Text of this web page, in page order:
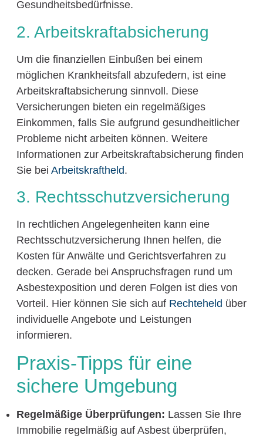
Gesundheitsbedürfnisse.
2. Arbeitskraftabsicherung
Um die finanziellen Einbußen bei einem
möglichen Krankheitsfall abzufedern, ist eine
Arbeitskraftabsicherung sinnvoll. Diese
Versicherungen bieten ein regelmäßiges
Einkommen, falls Sie aufgrund gesundheitlicher
Probleme nicht arbeiten können. Weitere
Informationen zur Arbeitskraftabsicherung finden
Sie bei Arbeitskraftheld.
3. Rechtsschutzversicherung
In rechtlichen Angelegenheiten kann eine
Rechtsschutzversicherung Ihnen helfen, die
Kosten für Anwälte und Gerichtsverfahren zu
decken. Gerade bei Anspruchsfragen rund um
Asbestexposition und deren Folgen ist dies von
Vorteil. Hier können Sie sich auf Rechteheld über
individuelle Angebote und Leistungen
informieren.
Praxis-Tipps für eine
sichere Umgebung
Regelmäßige Überprüfungen: Lassen Sie Ihre
Immobilie regelmäßig auf Asbest überprüfen,